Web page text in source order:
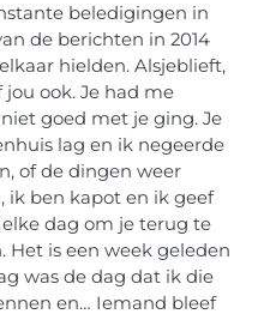
beledigingen in
de berichten in 2014
hielden. Alsjeblieft,
ook. Je had me
goed met je ging. Je
lag en ik negeerde
of de dingen weer
ik ben kapot en ik geef
dag om je terug te
is een week geleden
was de dag dat ik die
en… Iemand bleef